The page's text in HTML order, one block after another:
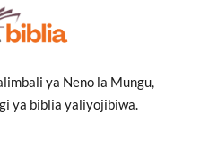
ya Neno la Mungu,
ya biblia yaliyojibiwa.